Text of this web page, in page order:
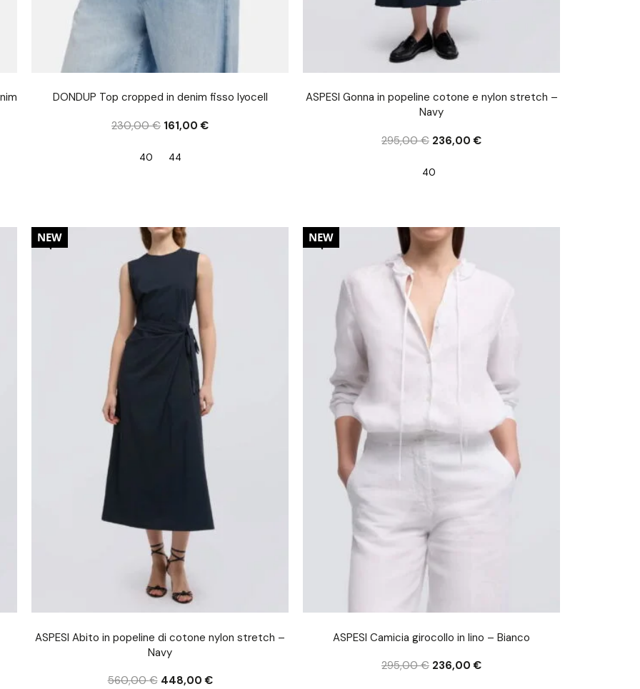
DONDUP Top cropped in denim fisso lyocell
230,00€ 161,00€
40 44
ASPESI Gonna in popeline cotone e nylon stretch –
Navy
295,00€ 236,00€
40
20%
NEW
ASPESI Abito in popeline di cotone nylon stretch –
Navy
560,00€ 448,00€
20%
NEW
ASPESI Camicia girocollo in lino – Bianco
295,00€ 236,00€